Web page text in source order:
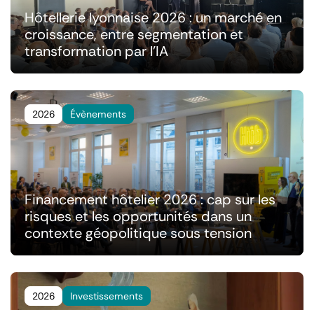
Hôtellerie lyonnaise 2026 : un marché en
croissance, entre segmentation et
transformation par l'IA
2026 Évènements
Financement hôtelier 2026 : cap sur les
risques et les opportunités dans un
contexte géopolitique sous tension
2026 Investissements